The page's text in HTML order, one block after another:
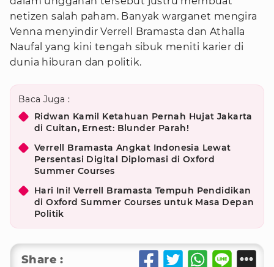
netizen salah paham. Banyak warganet mengira
Venna menyindir Verrell Bramasta dan Athalla
Naufal yang kini tengah sibuk meniti karier di
dunia hiburan dan politik.
Baca Juga :
Ridwan Kamil Ketahuan Pernah Hujat Jakarta
di Cuitan, Ernest: Blunder Parah!
Verrell Bramasta Angkat Indonesia Lewat
Persentasi Digital Diplomasi di Oxford
Summer Courses
Hari Ini! Verrell Bramasta Tempuh Pendidikan
di Oxford Summer Courses untuk Masa Depan
Politik
Share :